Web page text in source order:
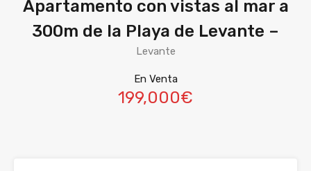
Apartamento con vistas al mar a
300m de la Playa de Levante –
Levante
En Venta
199,000€